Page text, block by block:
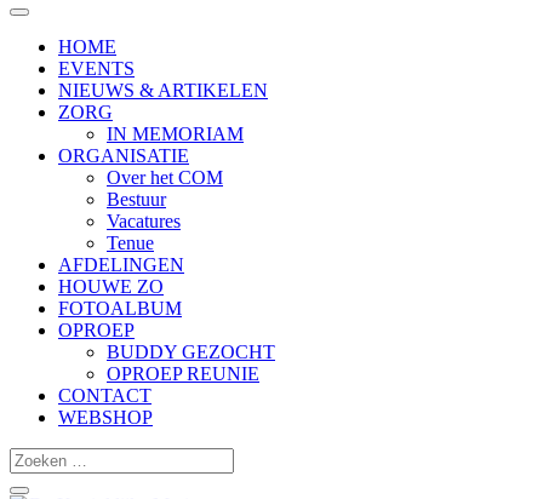
HOME
EVENTS
NIEUWS & ARTIKELEN
ZORG
IN MEMORIAM
ORGANISATIE
Over het COM
Bestuur
Vacatures
Tenue
AFDELINGEN
HOUWE ZO
FOTOALBUM
OPROEP
BUDDY GEZOCHT
OPROEP REUNIE
CONTACT
WEBSHOP